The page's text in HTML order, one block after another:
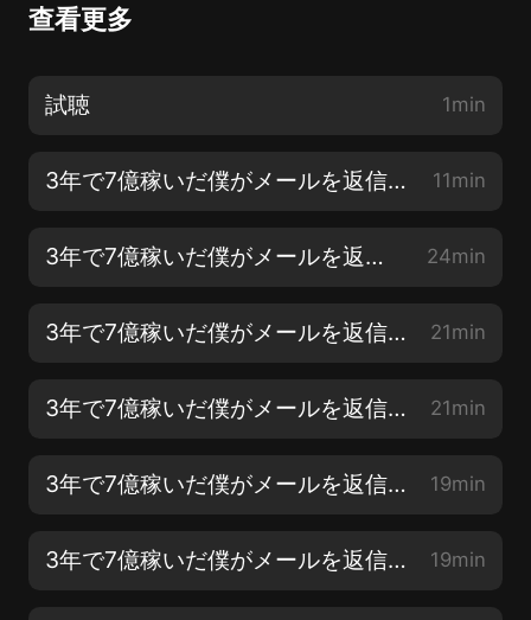
查看更多
試聴 1min
3年で7億稼いだ僕がメールを返信しない理由 はじめに 11min
3年で7億稼いだ僕がメールを返信しない理由 第1章 人生を奪う不要な人間関係を切る19のリスト【1】 24min
3年で7億稼いだ僕がメールを返信しない理由 第1章 人生を奪う不要な人間関係を切る19のリスト【2】 21min
3年で7億稼いだ僕がメールを返信しない理由 第2章 いらない人づきあいは人生の質を落とす【1】 21min
3年で7億稼いだ僕がメールを返信しない理由 第2章 いらない人づきあいは人生の質を落とす【2】 19min
3年で7億稼いだ僕がメールを返信しない理由 第2章 いらない人づきあいは人生の質を落とす【3】 19min